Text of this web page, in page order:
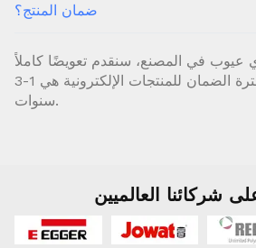
ضمان المنتج؟
عيوب في المصنع، سنقدم تعويضًا كاملاً
ونرسل دفعة بديلة. فترة الضمان للمنتجات الإلكترونية هي 1-3
سنوات.
شركائنا العالميين